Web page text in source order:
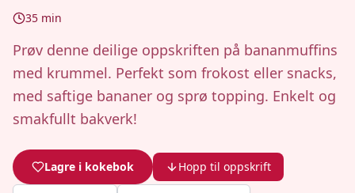
35 min
Prøv denne deilige oppskriften på bananmuffins
med krummel. Perfekt som frokost eller snacks,
med saftige bananer og sprø topping. Enkelt og
smakfullt bakverk!
Lagre i kokebok Hopp til oppskrift